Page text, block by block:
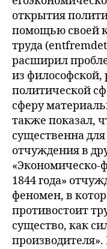
открытия
помощью своей
труда
расширил
из философской,
политической
сферу
также показал,
существенна
отчуждения в
«Экономическо-
1844 года»
феномен, в
противостоит
существо, как